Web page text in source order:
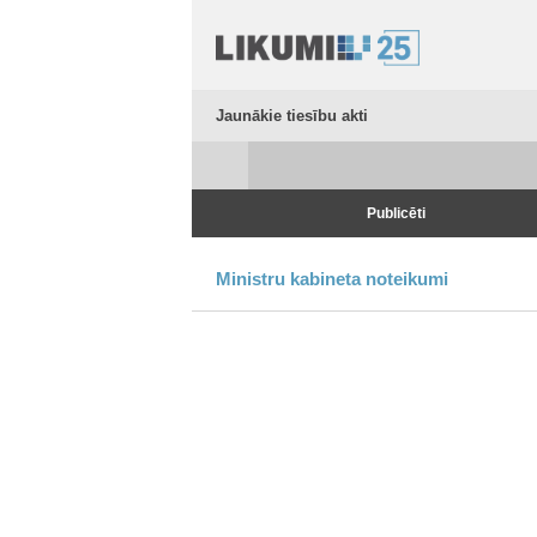
Jaunākie tiesību akti
Publicēti
Ministru kabineta noteikumi